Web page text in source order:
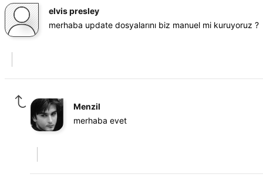
elvis presley
merhaba update dosyalarını biz manuel mi kuruyoruz ?
Menzil
merhaba evet